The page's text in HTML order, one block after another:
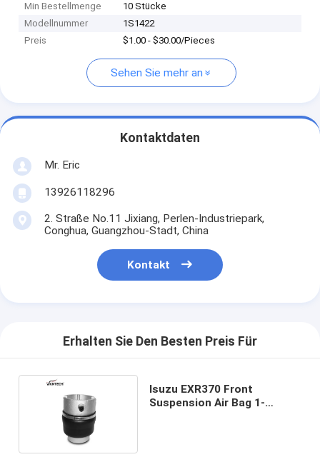
Min Bestellmenge
10 Stücke
Modellnummer
1S1422
Preis
$1.00 - $30.00/Pieces
Sehen Sie mehr an
Kontaktdaten
Mr. Eric
13926118296
2. Straße No.11 Jixiang, Perlen-Industriepark,
Conghua, Guangzhou-Stadt, China
Kontakt
Erhalten Sie Den Besten Preis Für
Isuzu EXR370 Front
Suspension Air Bag 1-